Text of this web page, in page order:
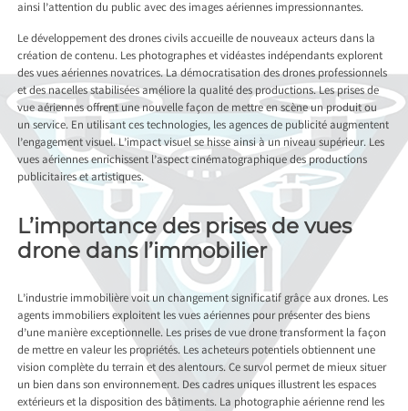
ainsi l’attention du public avec des images aériennes impressionnantes.
Le développement des drones civils accueille de nouveaux acteurs dans la
création de contenu. Les photographes et vidéastes indépendants explorent
des vues aériennes novatrices. La démocratisation des drones professionnels
et des nacelles stabilisées améliore la qualité des productions. Les prises de
vue aériennes offrent une nouvelle façon de mettre en scène un produit ou
un service. En utilisant ces technologies, les agences de publicité augmentent
l’engagement visuel. L’impact visuel se hisse ainsi à un niveau supérieur. Les
vues aériennes enrichissent l’aspect cinématographique des productions
publicitaires et artistiques.
L’importance des prises de vues
drone dans l’immobilier
L’industrie immobilière voit un changement significatif grâce aux drones. Les
agents immobiliers exploitent les vues aériennes pour présenter des biens
d’une manière exceptionnelle. Les prises de vue drone transforment la façon
de mettre en valeur les propriétés. Les acheteurs potentiels obtiennent une
vision complète du terrain et des alentours. Ce survol permet de mieux situer
un bien dans son environnement. Des cadres uniques illustrent les espaces
extérieurs et la disposition des bâtiments. La photographie aérienne rend les